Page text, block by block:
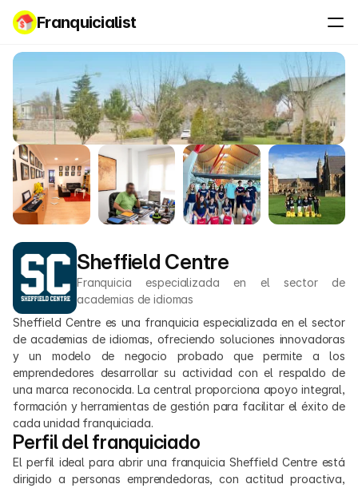
Franquicialist
Sheffield Centre
Franquicia especializada en el sector de
academias de idiomas
Sheffield Centre es una franquicia especializada en el sector
de academias de idiomas, ofreciendo soluciones innovadoras
y un modelo de negocio probado que permite a los
emprendedores desarrollar su actividad con el respaldo de
una marca reconocida. La central proporciona apoyo integral,
formación y herramientas de gestión para facilitar el éxito de
cada unidad franquiciada.
Perfil del franquiciado
El perfil ideal para abrir una franquicia Sheffield Centre está
dirigido a personas emprendedoras, con actitud proactiva,